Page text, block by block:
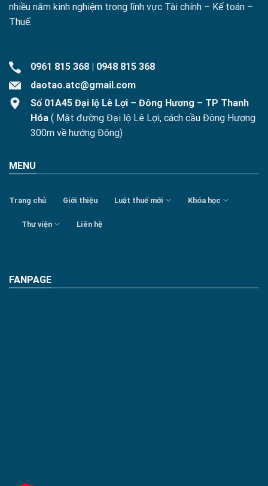
nhiều năm kinh nghiệm trong lĩnh vực Tài chính – Kế toán –
Thuế.
0961 815 368
0948 815 368
daotao.atc@gmail.com
Số 01A45 Đại lộ Lê Lợi – Đông Hương – TP Thanh
Hóa ( Mặt đường Đại lộ Lê Lợi, cách cầu Đông Hương
300m về hướng Đông)
MENU
Trang chủ Giới thiệu Luật thuế mới Khóa học
Thư viện Liên hệ
FANPAGE